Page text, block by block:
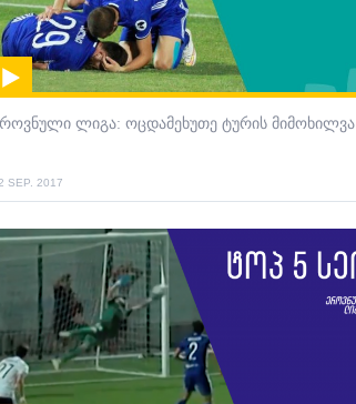
ლიგა: ოცდამეხუთე ტურის მიმოხილვა
SEP. 2017